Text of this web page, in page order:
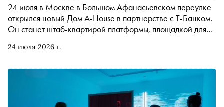
24 июля 2026 г.
24 июля в Москве в Большом Афанасьевском переулке
открылся новый Дом A-House в партнерстве с Т-Банком.
Он станет штаб-квартирой платформы, площадкой для
программ. «Сноб» побывал на открытии и выяснил, кто
какую роль в жизни дома будут играть его резиденты